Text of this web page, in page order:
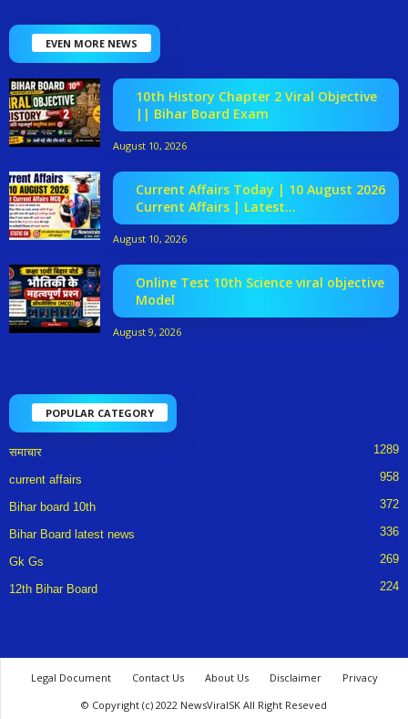
EVEN MORE NEWS
10th History Chapter 2 Viral Objective
|| Bihar Board Exam
August 10, 2026
Current Affairs Today | 10 August 2026
Current Affairs | Latest...
August 10, 2026
Online Test 10th Science viral objective
Model
August 9, 2026
POPULAR CATEGORY
समाचार 1289
current affairs 958
Bihar board 10th 372
Bihar Board latest news 336
Gk Gs 269
12th Bihar Board 224
Legal Document Contact Us About Us Disclaimer
Privacy
© Copyright (c) 2022 NewsViralSK All Right Reseved